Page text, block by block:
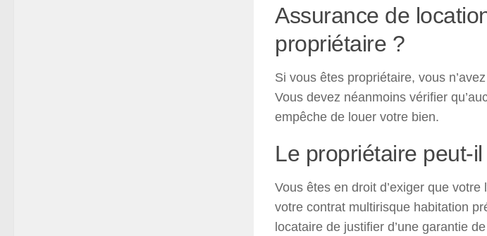
Assurance de
propriétaire ?
Si vous êtes propriétaire, vous
Vous devez néanmoins vérifier
empêche de louer votre bien.
Le propriétaire peut-
Vous êtes en droit d’exiger que
votre contrat multirisque habitation
locataire de justifier d’une garantie